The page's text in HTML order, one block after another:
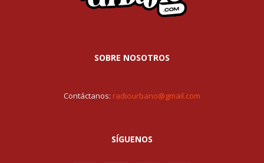
SOBRE NOSOTROS
Contáctanos: radiourbano@gmail.com
SÍGUENOS